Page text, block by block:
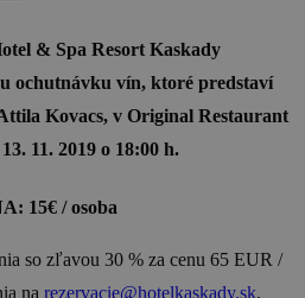
& Spa Resort Kaskady
ochutnávku vín, ktoré predstaví
Kovacs, v Original Restaurant
11. 2019 o 18:00 h.
15€ / osoba
so zľavou 30 % za cenu 65 EUR /
na rezervacie@hotelkaskady.sk.